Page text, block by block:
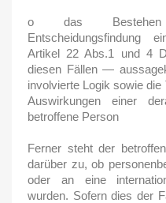
o das Bestehen
Entscheidungsfindung
Artikel 22 Abs.1 und 4
diesen Fällen —
involvierte Logik sowie
Auswirkungen einer
betroffene Person
Ferner steht der
darüber zu, ob
oder an eine
wurden. Sofern dies der